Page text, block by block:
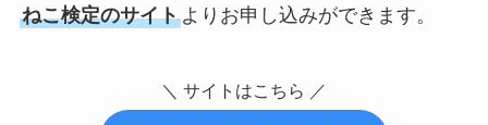
ねこ検定のサイトよりお申し込みができます。
＼ サイトはこちら ／